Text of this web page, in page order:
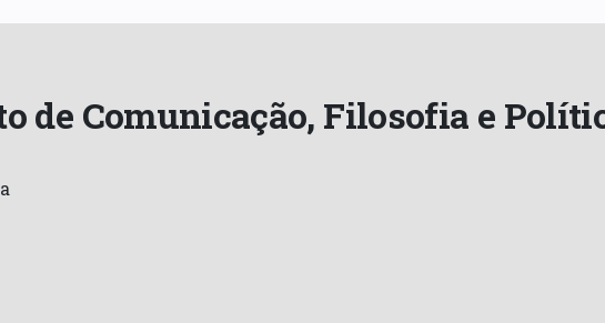
de Comunicação, Filosofia e